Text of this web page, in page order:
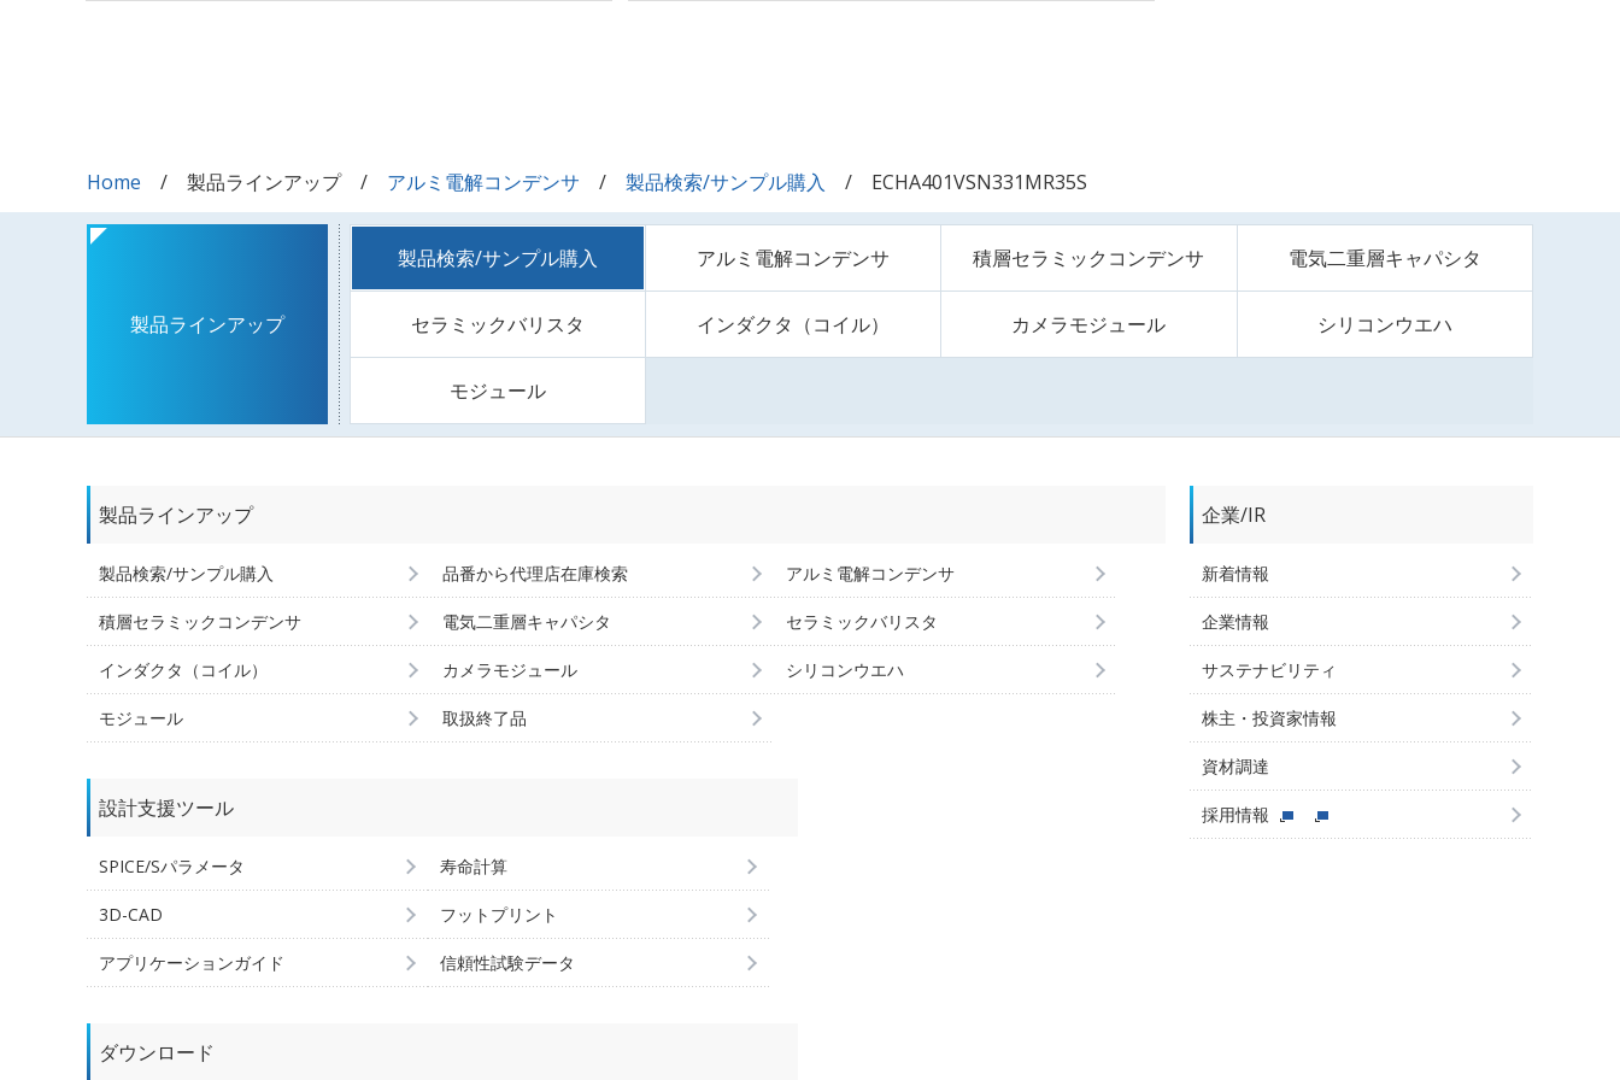
Home 製品ラインアップ アルミ電解コンデンサ 製品検索/サンプル購入 ECHA401VSN331MR35S
製品ラインアップ
製品検索/サンプル購入 アルミ電解コンデンサ 積層セラミックコンデンサ 電気二重層キャパシタ
セラミックバリスタ インダクタ（コイル） カメラモジュール シリコンウエハ
モジュール
製品ラインアップ
製品検索/サンプル購入 品番から代理店在庫検索 アルミ電解コンデンサ
積層セラミックコンデンサ 電気二重層キャパシタ セラミックバリスタ
インダクタ（コイル） カメラモジュール シリコンウエハ
モジュール 取扱終了品
設計支援ツール
SPICE/Sパラメータ 寿命計算
3D-CAD フットプリント
アプリケーションガイド 信頼性試験データ
ダウンロード
企業/IR
新着情報
企業情報
サステナビリティ
株主・投資家情報
資材調達
採用情報